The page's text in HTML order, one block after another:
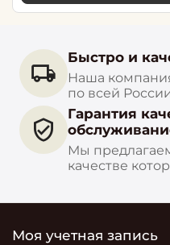
Быстро и
Наша
по всей
Гарантия
Мы
качестве
Моя учетная запись